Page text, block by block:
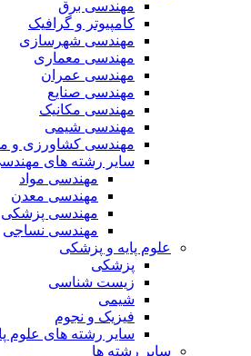
مهندسی برق
کامپیوتر و گرافیک
مهندسی شهرسازی
مهندسی معماری
مهندسی عمران
مهندسی صنایع
مهندسی مکانیک
مهندسی شیمی
مهندسی کشاورزی و
سایر رشته های مهندسی
مهندسی مواد
مهندسی معدن
مهندسی پزشکی
مهندسی نساجی
علوم پایه و پزشکی
پزشکی
زیست شناسی
شیمی
فیزیک و نجوم
سایر رشته های علوم پایه
سایر رشته ها